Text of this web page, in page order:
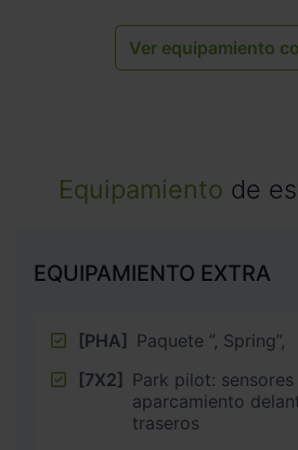
Ver equipamiento
Equipamiento de
EQUIPAMIENTO EXTRA
[PHA] Paquete ”, Spring”,
[7X2] Park pilot:
aparcamiento
traseros